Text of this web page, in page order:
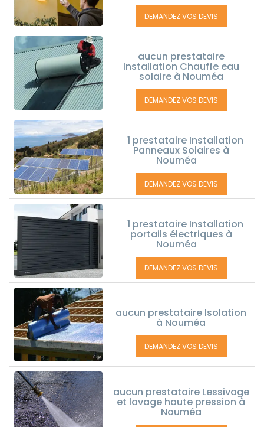
DEMANDEZ VOS DEVIS
aucun prestataire
Installation Chauffe eau
solaire à Nouméa
DEMANDEZ VOS DEVIS
1 prestataire Installation
Panneaux Solaires à
Nouméa
DEMANDEZ VOS DEVIS
1 prestataire Installation
portails électriques à
Nouméa
DEMANDEZ VOS DEVIS
aucun prestataire Isolation
à Nouméa
DEMANDEZ VOS DEVIS
aucun prestataire Lessivage
et lavage haute pression à
Nouméa